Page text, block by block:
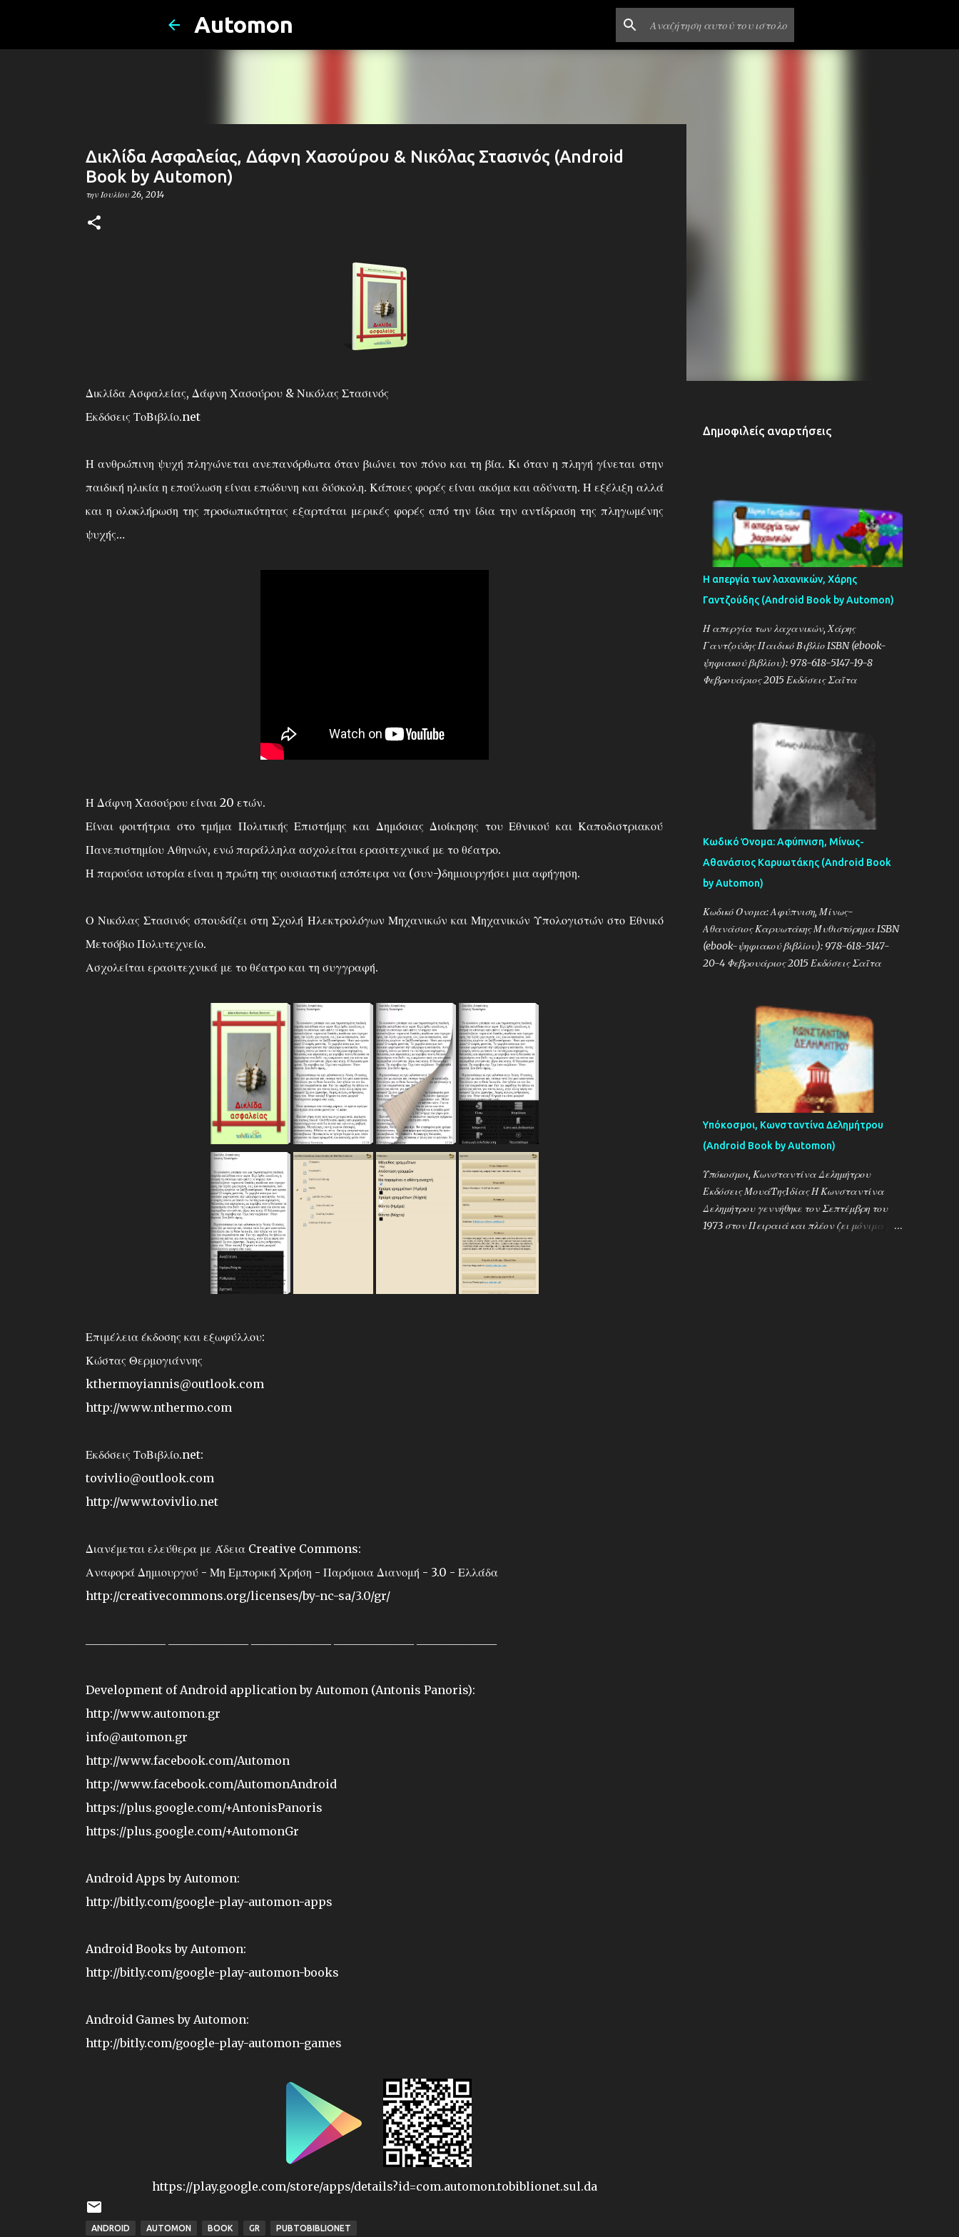
Automon
Δικλίδα Ασφαλείας, Δάφνη Χασούρου & Νικόλας Στασινός (Android
Book by Automon)
την Ιουλίου 26, 2014
Δικλίδα Ασφαλείας, Δάφνη Χασούρου & Νικόλας Στασινός
Εκδόσεις ΤοΒιβλίο.net
Η ανθρώπινη ψυχή πληγώνεται ανεπανόρθωτα όταν βιώνει τον πόνο και τη βία. Κι όταν η πληγή γίνεται στην
παιδική ηλικία η επούλωση είναι επώδυνη και δύσκολη. Κάποιες φορές είναι ακόμα και αδύνατη. Η εξέλιξη αλλά
και η ολοκλήρωση της προσωπικότητας εξαρτάται μερικές φορές από την ίδια την αντίδραση της πληγωμένης
ψυχής…
Η Δάφνη Χασούρου είναι 20 ετών.
Είναι φοιτήτρια στο τμήμα Πολιτικής Επιστήμης και Δημόσιας Διοίκησης του Εθνικού και Καποδιστριακού
Πανεπιστημίου Αθηνών, ενώ παράλληλα ασχολείται ερασιτεχνικά με το θέατρο.
Η παρούσα ιστορία είναι η πρώτη της ουσιαστική απόπειρα να (συν-)δημιουργήσει μια αφήγηση.
Ο Νικόλας Στασινός σπουδάζει στη Σχολή Ηλεκτρολόγων Μηχανικών και Μηχανικών Υπολογιστών στο Εθνικό
Μετσόβιο Πολυτεχνείο.
Ασχολείται ερασιτεχνικά με το θέατρο και τη συγγραφή.
Επιμέλεια έκδοσης και εξωφύλλου:
Κώστας Θερμογιάννης
kthermoyiannis@outlook.com
http://www.nthermo.com
Εκδόσεις ΤοΒιβλίο.net:
tovivlio@outlook.com
http://www.tovivlio.net
Διανέμεται ελεύθερα με Άδεια Creative Commons:
Αναφορά Δημιουργού - Μη Εμπορική Χρήση - Παρόμοια Διανομή - 3.0 - Ελλάδα
http://creativecommons.org/licenses/by-nc-sa/3.0/gr/
――――――― ――――――― ――――――― ――――――― ―――――――
Development of Android application by Automon (Antonis Panoris):
http://www.automon.gr
info@automon.gr
http://www.facebook.com/Automon
http://www.facebook.com/AutomonAndroid
https://plus.google.com/+AntonisPanoris
https://plus.google.com/+AutomonGr
Android Apps by Automon:
http://bitly.com/google-play-automon-apps
Android Books by Automon:
http://bitly.com/google-play-automon-books
Android Games by Automon:
http://bitly.com/google-play-automon-games
https://play.google.com/store/apps/details?id=com.automon.tobiblionet.sul.da
ANDROID AUTOMON BOOK GR PUBTOBIBLIONET
Δημοφιλείς αναρτήσεις
Η απεργία των λαχανικών, Χάρης
Γαντζούδης (Android Book by Automon)
Η απεργία των λαχανικών, Χάρης
Γαντζούδης Παιδικό Βιβλίο ISBN (ebook-
ψηφιακού βιβλίου): 978-618-5147-19-8
Φεβρουάριος 2015 Εκδόσεις Σαΐτα
Κωδικό Όνομα: Αφύπνιση, Μίνως-
Αθανάσιος Καρυωτάκης (Android Book
by Automon)
Κωδικό Όνομα: Αφύπνιση, Μίνως-
Αθανάσιος Καρυωτάκης Μυθιστόρημα ISBN
(ebook-ψηφιακού βιβλίου): 978-618-5147-
20-4 Φεβρουάριος 2015 Εκδόσεις Σαΐτα
Υπόκοσμοι, Κωνσταντίνα Δελημήτρου
(Android Book by Automon)
Υπόκοσμοι, Κωνσταντίνα Δελημήτρου
Εκδόσεις ΜουάTηςIδίας Η Κωνσταντίνα
Δελημήτρου γεννήθηκε τον Σεπτέμβρη του
1973 στον Πειραιά και πλέον ζει μόνιμα με